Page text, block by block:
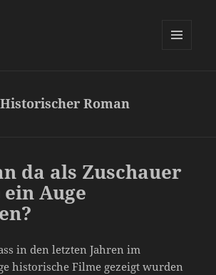
Historischer Roman
da als Zuschauer
Auge
in den letzten Jahren im
historische Filme gezeigt wurden